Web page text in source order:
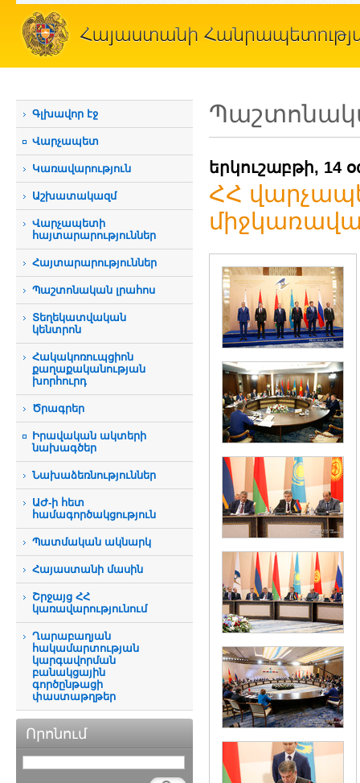
Գլխավոր էջ
Վարչապետ
Կառավարություն
Աշխատակազմ
Վարչապետի
հայտարարություններ
Հայտարարություններ
Պաշտոնական լրահոս
Տեղեկատվական
կենտրոն
Հակակոռուպցիոն
քաղաքականության
խորհուրդ
Ծրագրեր
Իրավական ակտերի
նախագծեր
Նախաձեռնություններ
ԱԺ-ի հետ
համագործակցություն
Պատմական ակնարկ
Հայաստանի մասին
Շրջայց ՀՀ
կառավարությունում
Ղարաբաղյան
հակամարտության
կարգավորման
բանակցային
գործընթացի
փաստաթղթեր
Որոնում
երկուշաբթի, 14
ՀՀ